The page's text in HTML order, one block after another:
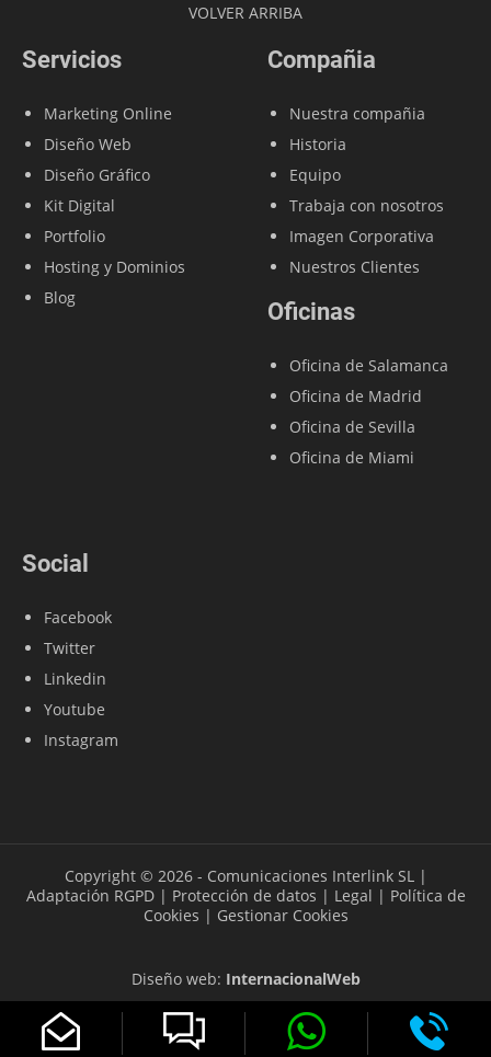
VOLVER ARRIBA
Servicios
Marketing Online
Diseño Web
Diseño Gráfico
Kit Digital
Portfolio
Hosting y Dominios
Blog
Compañia
Nuestra compañia
Historia
Equipo
Trabaja con nosotros
Imagen Corporativa
Nuestros Clientes
Oficinas
Oficina de Salamanca
Oficina de Madrid
Oficina de Sevilla
Oficina de Miami
Social
Facebook
Twitter
Linkedin
Youtube
Instagram
Copyright © 2026 - Comunicaciones Interlink SL |
Adaptación RGPD| Protección de datos | Legal | Política de
Cookies | Gestionar Cookies
Diseño web: InternacionalWeb